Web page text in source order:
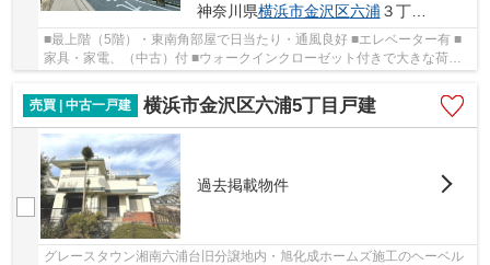
神奈川県横浜市金沢区六浦 ３丁目41-11
■最上階（5階）・東南角部屋で日当たり・通風良好 ■エレベーター有 ■
家具・家電、（中古）付 ■ウォークインクローゼット付きで大きな荷物
売買 | 中古一戸建
横浜市金沢区六浦5丁目戸建
過去掲載物件
グレースタウン湘南六浦台旧分譲地内・旭化成ホームズ施工のヘーベル